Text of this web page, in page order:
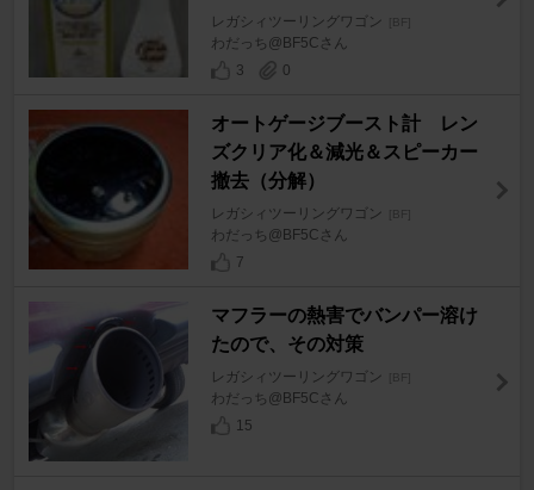
レガシィツーリングワゴン [BF]
わだっち@BF5Cさん
3
0
オートゲージブースト計 レン
ズクリア化＆減光＆スピーカー
撤去（分解）
レガシィツーリングワゴン [BF]
わだっち@BF5Cさん
7
マフラーの熱害でバンパー溶け
たので、その対策
レガシィツーリングワゴン [BF]
わだっち@BF5Cさん
15